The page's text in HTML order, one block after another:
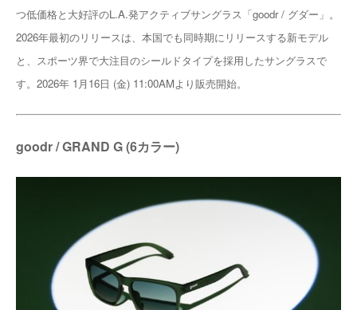
つ低価格と大好評のL.A.発アクティブサングラス「goodr / グダー」。
2026年最初のリリースは、本国でも同時期にリリースする新モデル
と、スポーツ界で大注目のシールドタイプを採用したサングラスで
す。2026年 1月16日 (金) 11:00AMより販売開始。
goodr / GRAND G (6カラー)